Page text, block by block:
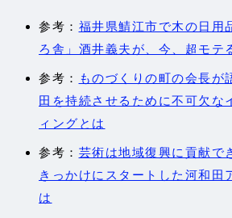
参考： 福井県鯖江市で木の日用
ろ舎」酒井義夫が、今、超モテ
参考： ものづくりの町の会長が
田を持続させるために不可欠な
ィングとは
参考： 芸術は地域復興に貢献で
きっかけにスタートした河和田
は